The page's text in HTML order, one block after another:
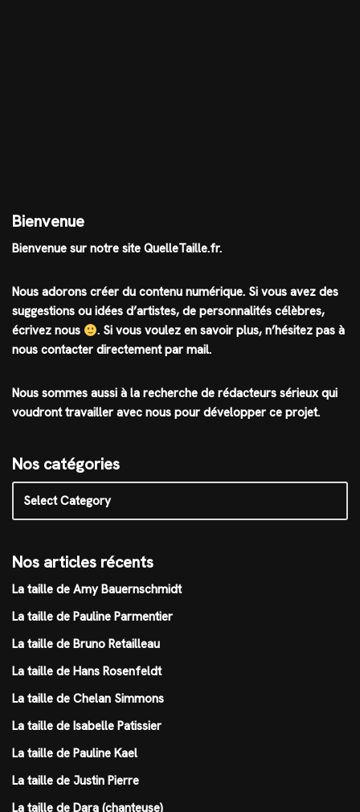
Bienvenue
Bienvenue sur notre site QuelleTaille.fr.
Nous adorons créer du contenu numérique. Si vous avez des
suggestions ou idées d’artistes, de personnalités célèbres,
écrivez nous
. Si vous voulez en savoir plus, n’hésitez pas à
nous contacter directement par mail.
Nous sommes aussi à la recherche de rédacteurs sérieux qui
voudront travailler avec nous pour développer ce projet.
Nos catégories
Nos articles récents
La taille de Amy Bauernschmidt
La taille de Pauline Parmentier
La taille de Bruno Retailleau
La taille de Hans Rosenfeldt
La taille de Chelan Simmons
La taille de Isabelle Patissier
La taille de Pauline Kael
La taille de Justin Pierre
La taille de Dara (chanteuse)